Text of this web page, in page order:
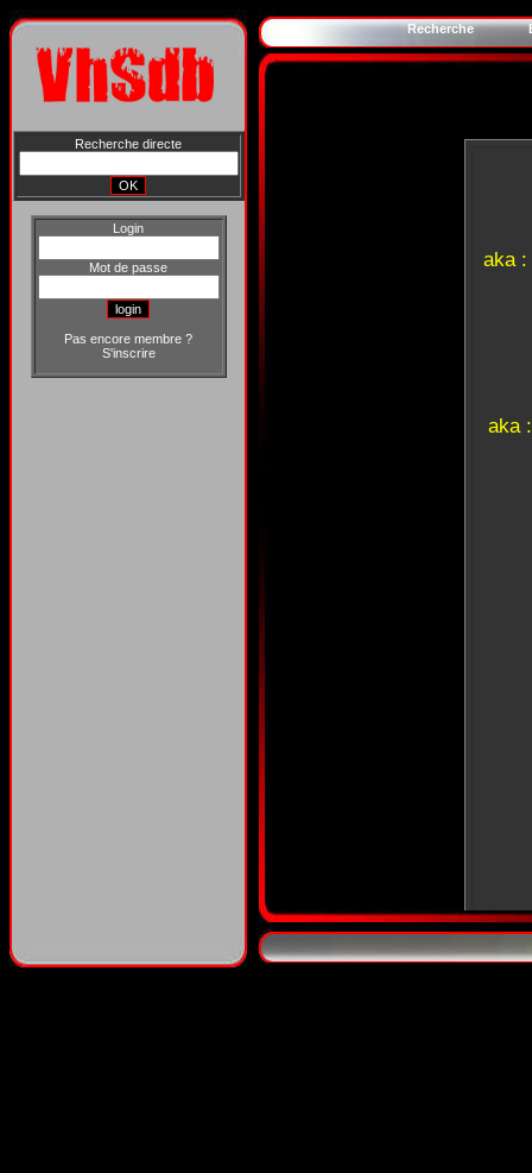
Recherche directe
Login
Mot de passe
Pas encore membre ?
S'inscrire
Recherche
aka :
aka